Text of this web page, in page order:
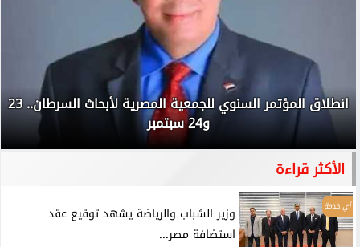
انطلاق المؤتمر السنوي للجمعية المصرية لأبحاث السرطان.. 23
و24 سبتمبر
الأكثر قراءة
أي خدمة
وزير الشباب والرياضة يشهد توقيع عقد
استضافة مصر...